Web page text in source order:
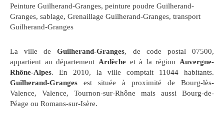
Peinture Guilherand-Granges, peinture poudre Guilherand-
Granges, sablage, Grenaillage Guilherand-Granges, transport
Guilherand-Granges
La ville deGuilherand-Granges, de code postal 07500,
appartient au département Ardècheet à la région Auvergne-
Rhône-Alpes. En 2010, la ville comptait 11044 habitants.
Guilherand-Granges est située à proximité de Bourg-lès-
Valence, Valence, Tournon-sur-Rhône mais aussi Bourg-de-
Péage ou Romans-sur-Isère.